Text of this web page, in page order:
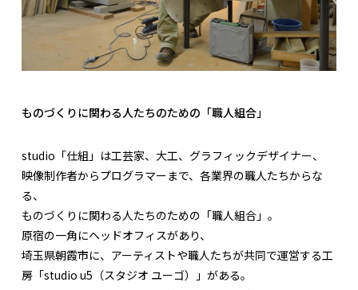
ものづくりに関わる人たちのための「職人組合」
studio「仕組」は工芸家、大工、グラフィックデザイナー、
映像制作者からプログラマーまで、各業界の職人たちからな
る、
ものづくりに関わる人たちのための「職人組合」。
原宿の一角にヘッドオフィスがあり、
埼玉県朝霞市に、アーティストや職人たちが共同で運営する工
房「studio u5（スタジオ ユーゴ）」がある。